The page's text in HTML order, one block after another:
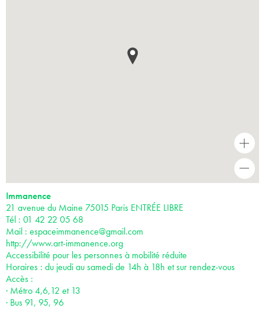
+
Immanence
21 avenue du Maine 75015 Paris ENTRÉE LIBRE
Tél : 01 42 22 05 68
Mail : espaceimmanence@gmail.com
http://www.art-immanence.org
Accessibilité pour les personnes à mobilité réduite
Horaires : du jeudi au samedi de 14h à 18h et sur rendez-vous
Accès :
· Métro 4,6,12 et 13
· Bus 91, 95, 96